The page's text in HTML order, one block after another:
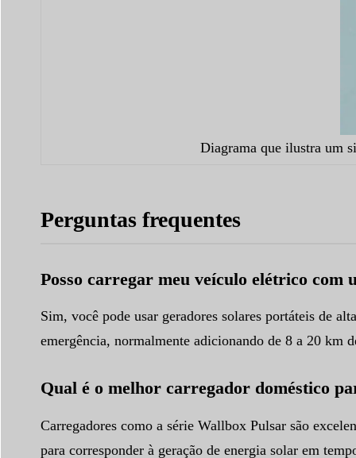
Diagrama que ilustra um
Perguntas frequentes
Posso carregar meu veículo elétrico
Sim, você pode usar geradores solares portáteis de
emergência, normalmente adicionando de 8 a 20 km
Qual é o melhor carregador doméstico
Carregadores como a série Wallbox Pulsar são
para corresponder à geração de energia solar em